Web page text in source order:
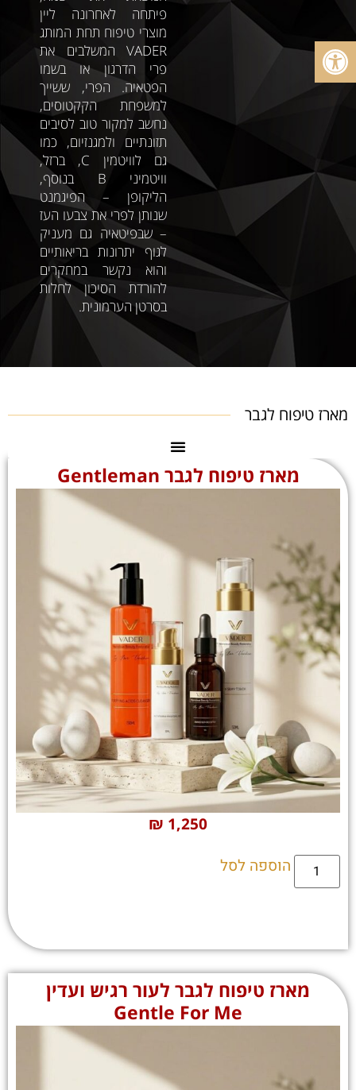
פתח סרגל נגישות
פיתחה לאחרונה ליין
מוצרי טיפוח תחת המותג
VADER המשלבים את
פרי הדרגון או בשמו
הפטאיה. הפרי, ששייך
למשפחת הקקטוסים,
נחשב למקור טוב לסיבים
תזונתיים ולמגנזיום, כמו
גם לוויטמין C, ברזל,
וויטמיני B בנוסף,
הליקופן – הפיגמנט
שנותן לפרי את צבעו העז
– שבפיטאיה גם מעניק
לגוף יתרונות בריאותיים
והוא נקשר במחקרים
להורדת הסיכון לחלות
בסרטן הערמונית.
מארז טיפוח לגבר
מארז טיפוח לגבר Gentleman
₪ 1,250
הוספה לסל
מארז טיפוח לגבר לעור רגיש ועדין
Gentle For Me